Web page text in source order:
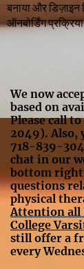
बनाया और डिज़ाइन
ऑनबोर्डिंग
We now
based on
Please call
2049). Also,
718-839-
chat in our
bottom right
questions
physical
Attention all
College
still offer a
every